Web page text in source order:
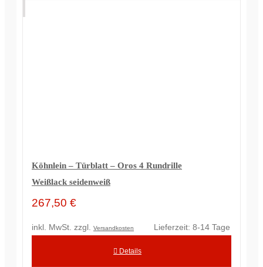
Köhnlein – Türblatt – Oros 4 Rundrille
Weißlack seidenweiß
267,50 €
inkl. MwSt. zzgl. Versandkosten Lieferzeit: 8-14 Tage
Details